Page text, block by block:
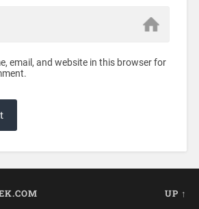
email, and website in this browser for
UP ↑